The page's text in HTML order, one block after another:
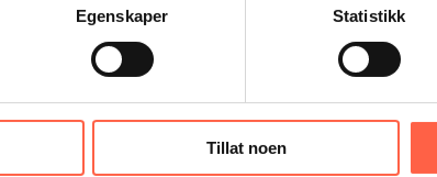
Egenskaper Statistikk
Tillat noen
valkoinen
Garda suojapeite valkoinen
muovi 20m
Suojapeitteet ovat järkevä ja